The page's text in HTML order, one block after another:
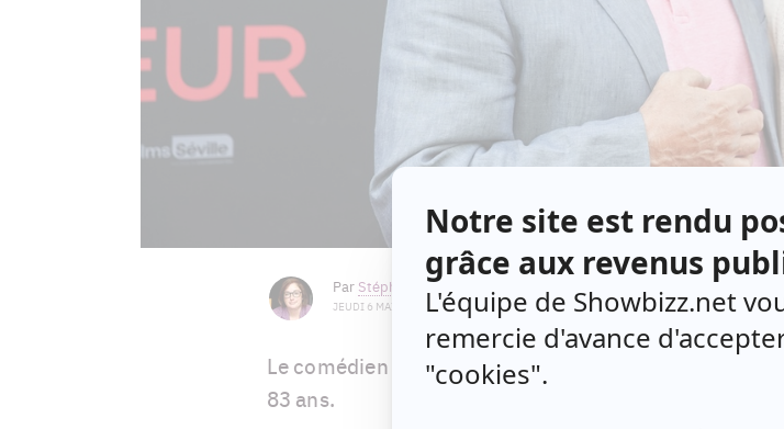
Par Stéphanie Nolin
JEUDI 6 MAI 2021 À 09 H 18
Le comédien Pierre Curzi est en deuil de son frère,
83 ans.